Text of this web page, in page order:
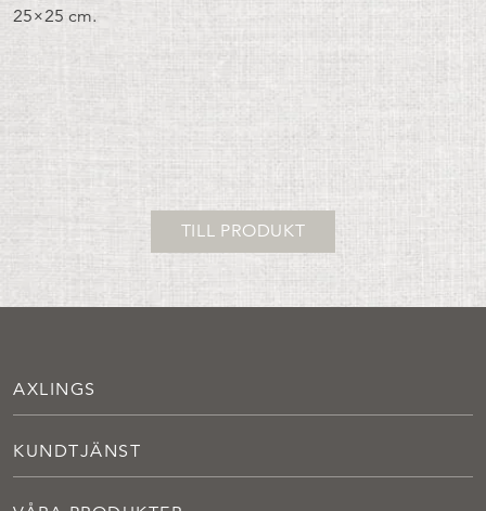
25×25 cm.
TILL PRODUKT
AXLINGS
KUNDTJÄNST